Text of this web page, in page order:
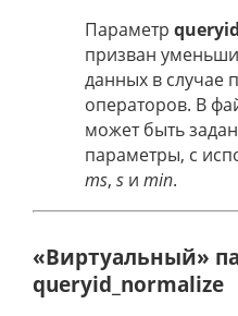
Параметр
призван
данных в случае
операторов. В
может быть
параметры, с
ms, s и min.
«Виртуальный»
queryid_normalize